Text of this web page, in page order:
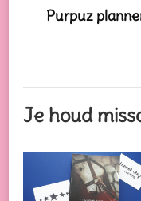
Purpuz
Je houd